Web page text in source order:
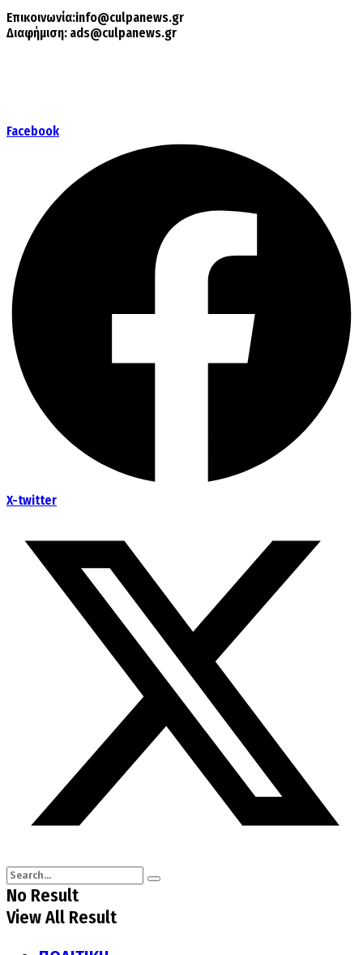
Επικοινωνία:info@culpanews.gr
Διαφήμιση: ads@culpanews.gr
Facebook
X-twitter
No Result
View All Result